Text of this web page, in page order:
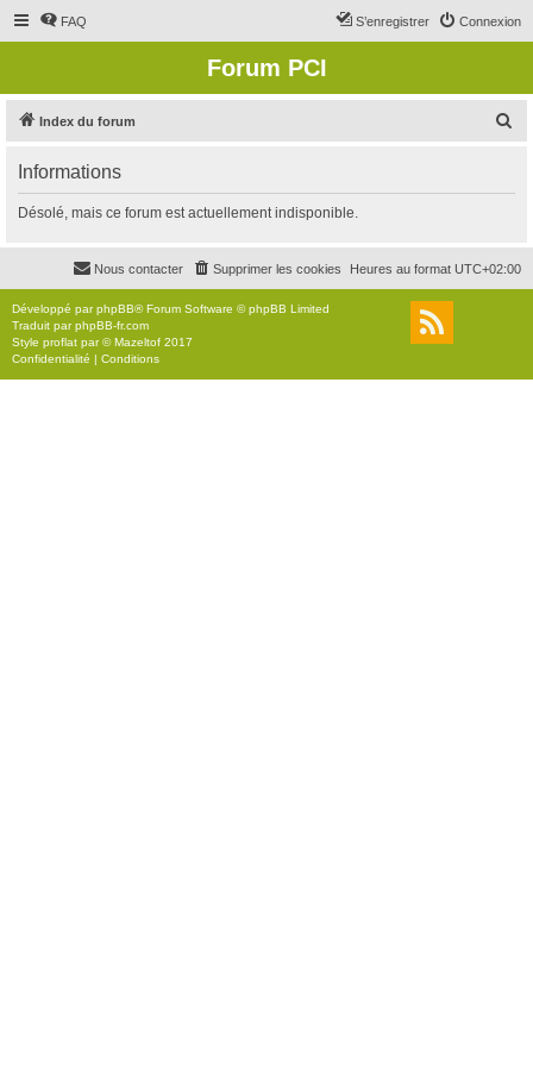
FAQ Connexion
S’enregistrer
Forum PCI
Index du forum
r
c
r
Informations
Désolé, mais ce forum est actuellement indisponible.
Heures au format UTC+02:00
Supprimer les cookies
Nous contacter
Développé parphpBB® Forum Software © phpBB Limited
Traduit parphpBB-fr.com
Style proflat par ©Mazeltof 2017
Confidentialité | Conditions